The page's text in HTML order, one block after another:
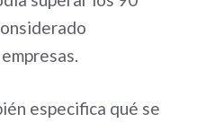
especifica qué se